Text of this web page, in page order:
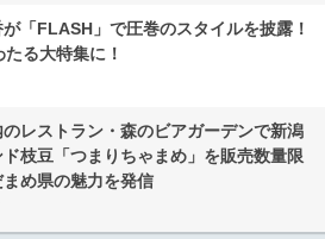
「FLASH」で圧巻のスタイルを披露！
る大特集に！
レストラン・森のビアガーデンで新潟
枝豆「つまりちゃまめ」を販売数量限
め県の魅力を発信